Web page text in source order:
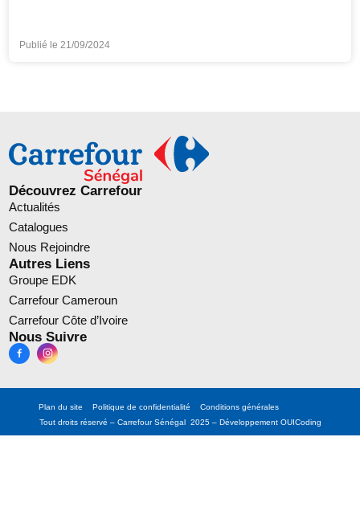
Publié le 21/09/2024
Découvrez Carrefour
Actualités
Catalogues
Nous Rejoindre
Autres Liens
Groupe EDK
Carrefour Cameroun
Carrefour Côte d’Ivoire
Nous Suivre
Plan du site Politique de confidentialité
Conditions générales
Tout droits réservé – Carrefour Sénégal 2025 – Développement OUICoding